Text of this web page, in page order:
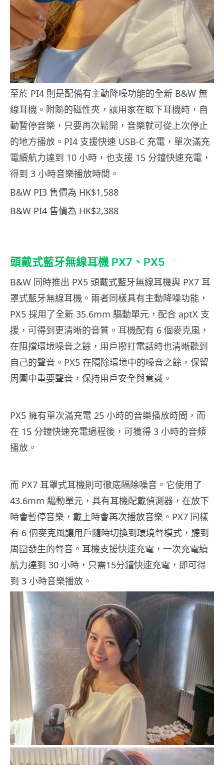
至於 PI4 則是配備有主動降噪功能的全新 B&W 無
線耳機。附隨的磁性夾，讓用家在取下耳機時，自
動暫停音樂，只要再次鬆開，音樂就可從上次停止
的地方播放。PI4 支援快速 USB-C 充電，單次滿充
電續航力達到 10 小時，也支援 15 分鐘快速充電，
得到 3 小時音樂播放時間。
B&W PI3 售價為 HK$1,588
B&W PI4 售價為 HK$2,388
頭戴式藍牙無線耳機 PX7、PX5
B&W 同時推出 PX5 頭戴式藍牙無線耳機與 PX7 耳
罩式藍牙無線耳機。兩者同樣具有主動降噪功能，
PX5 採用了全新 35.6mm 驅動單元，配合 aptX 支
援，可得到更清晰的音質。耳機配有 6 個麥克風，
在阻擋環境噪音之餘，用戶撥打電話時也清晰聽到
自己的聲音。PX5 在隔除環境中的噪音之餘，保留
周圍中重要聲音，保持用戶安全與意識。
PX5 擁有單次滿充電 25 小時的音樂播放時間，而
在 15 分鐘快速充電過程後，可獲得 3 小時的音頻
播放。
而 PX7 耳罩式耳機則可徹底隔除噪音。它使用了
43.6mm 驅動單元，具有耳機配戴偵測器，在放下
時會暫停音樂，戴上時會再次播放音樂。PX7 同樣
有 6 個麥克風讓用戶隨時切換到環境聲模式，聽到
周圍發生的聲音。耳機支援快速充電，一次充電續
航力達到 30 小時，只需15分鐘快速充電，即可得
到 3 小時音樂播放。